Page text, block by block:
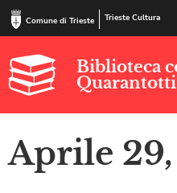
Comune di Trieste Trieste Cultura
Biblioteca
Aprile 29,